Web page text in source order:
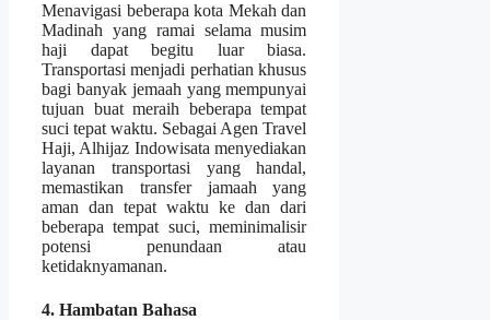
Menavigasi beberapa kota Mekah dan
Madinah yang ramai selama musim
haji dapat begitu luar biasa.
Transportasi menjadi perhatian khusus
bagi banyak jemaah yang mempunyai
tujuan buat meraih beberapa tempat
suci tepat waktu. Sebagai Agen Travel
Haji, Alhijaz Indowisata menyediakan
layanan transportasi yang handal,
memastikan transfer jamaah yang
aman dan tepat waktu ke dan dari
beberapa tempat suci, meminimalisir
potensi penundaan atau
ketidaknyamanan.
4. Hambatan Bahasa